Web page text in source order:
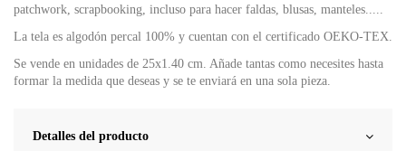
patchwork, scrapbooking, incluso para hacer faldas, blusas, manteles.....
La tela es algodón percal 100% y cuentan con el certificado OEKO-TEX.
Se vende en unidades de 25x1.40 cm. Añade tantas como necesites hasta
formar la medida que deseas y se te enviará en una sola pieza.
Detalles del producto